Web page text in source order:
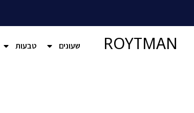
ROYTMAN שעונים טבעות